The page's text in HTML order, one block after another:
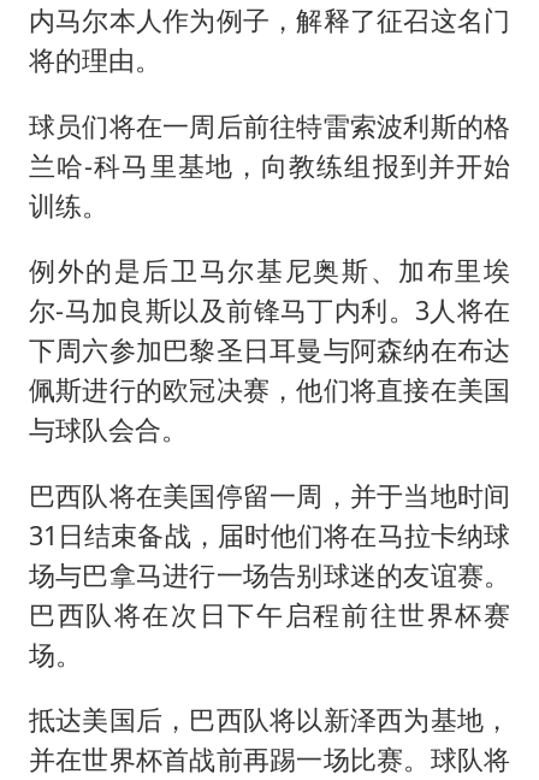
内马尔本人作为例子，解释了征召这名门
将的理由。
球员们将在一周后前往特雷索波利斯的格
兰哈-科马里基地，向教练组报到并开始
训练。
例外的是后卫马尔基尼奥斯、加布里埃
尔-马加良斯以及前锋马丁内利。3人将在
下周六参加巴黎圣日耳曼与阿森纳在布达
佩斯进行的欧冠决赛，他们将直接在美国
与球队会合。
巴西队将在美国停留一周，并于当地时间
31日结束备战，届时他们将在马拉卡纳球
场与巴拿马进行一场告别球迷的友谊赛。
巴西队将在次日下午启程前往世界杯赛
场。
抵达美国后，巴西队将以新泽西为基地，
并在世界杯首战前再踢一场比赛。球队将